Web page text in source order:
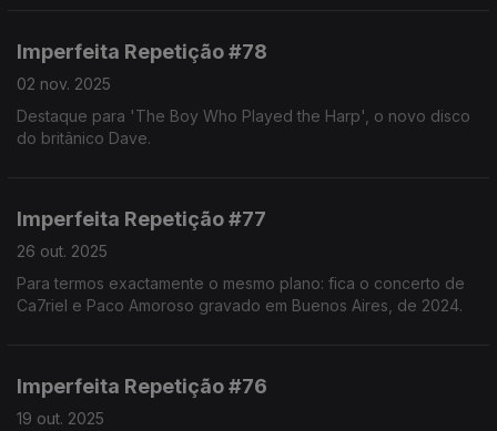
Imperfeita Repetição #78
02 nov. 2025
Destaque para 'The Boy Who Played the Harp', o novo disco
do britânico Dave.
Imperfeita Repetição #77
26 out. 2025
Para termos exactamente o mesmo plano: fica o concerto de
Ca7riel e Paco Amoroso gravado em Buenos Aires, de 2024.
Imperfeita Repetição #76
19 out. 2025